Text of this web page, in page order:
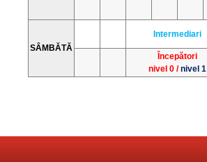
SÂMBĂTĂ
Intermediari
Începători
nivel 0 /nivel 1